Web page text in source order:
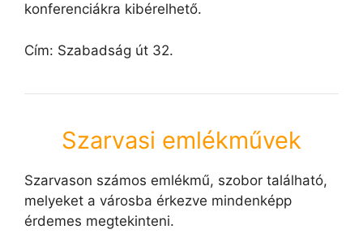
konferenciákra kibérelhető.
Cím: Szabadság út 32.
Szarvasi emlékművek
Szarvason számos emlékmű, szobor található,
melyeket a városba érkezve mindenképp
érdemes megtekinteni.